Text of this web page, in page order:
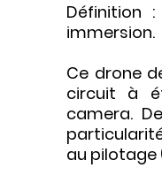
Définition
immersion.
Ce drone
circuit à
camera.
au pilotage